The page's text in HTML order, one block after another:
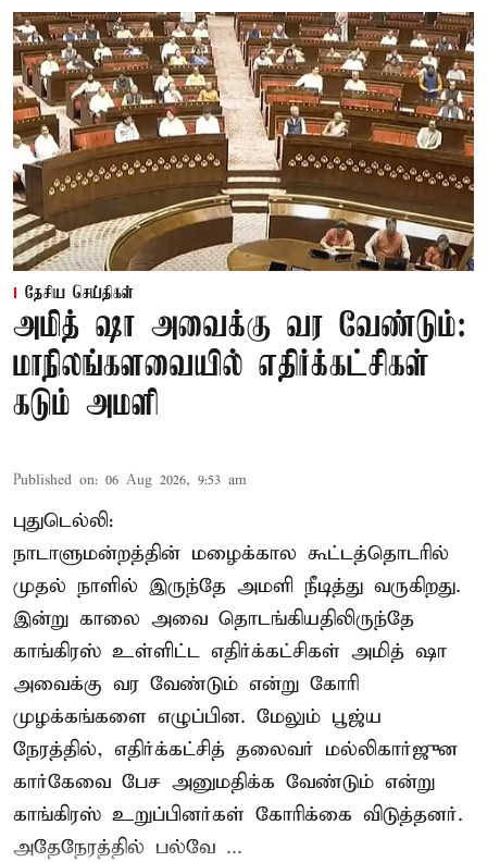
தேசிய செய்திகள்
அமித் ஷா அவைக்கு வர வேண்டும்:
மாநிலங்களவையில் எதிர்க்கட்சிகள்
கடும் அமளி
Published on: 06 Aug 2026, 9:53 am
புதுடெல்லி:
நாடாளுமன்றத்தின் மழைக்கால கூட்டத்தொடரில்
முதல் நாளில் இருந்தே அமளி நீடித்து வருகிறது.
இன்று காலை அவை தொடங்கியதிலிருந்தே
காங்கிரஸ் உள்ளிட்ட எதிர்க்கட்சிகள் அமித் ஷா
அவைக்கு வர வேண்டும் என்று கோரி
முழக்கங்களை எழுப்பின. மேலும் பூஜ்ய
நேரத்தில், எதிர்க்கட்சித் தலைவர் மல்லிகார்ஜுன
கார்கேவை பேச அனுமதிக்க வேண்டும் என்று
காங்கிரஸ் உறுப்பினர்கள் கோரிக்கை விடுத்தனர்.
அதேநேரத்தில் பல்வே ...